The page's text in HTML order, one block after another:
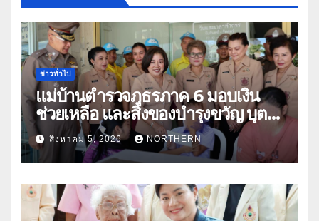
ข่าวทั่วไป
แม่บ้านตำรวจภูธรภาค 6 มอบเงิน
ช่วยเหลือ และสิ่งของบำรุงขวัญ บุตร-
ธิดา ข้าราชการตำรวจจังหวัด
อุทัยธานี
สิงหาคม 5, 2026 NORTHERN